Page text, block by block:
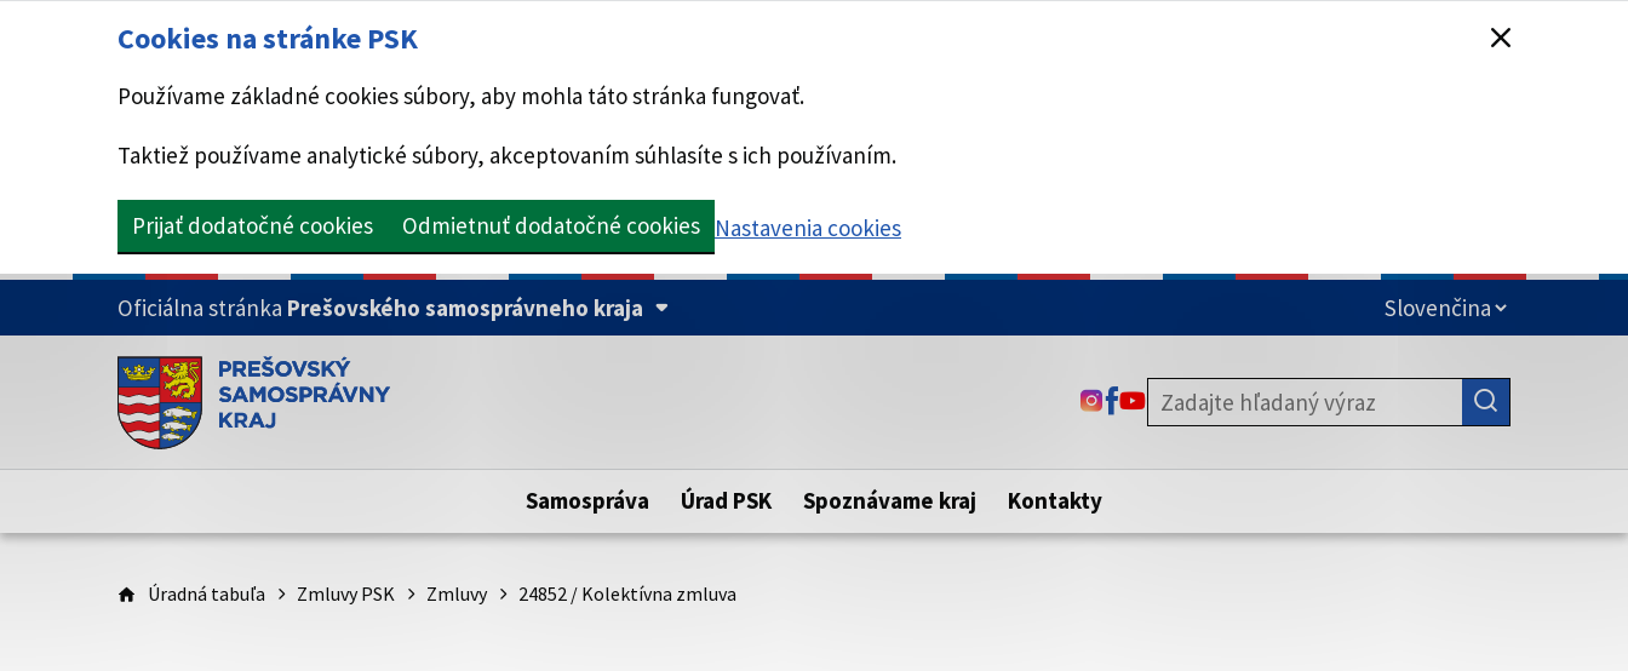
Cookies na stránke PSK
Používame základné cookies súbory, aby mohla táto stránka fungovať.
Taktiež používame analytické súbory, akceptovaním súhlasíte s ich používaním.
Prijať dodatočné cookies Odmietnuť dodatočné cookies Nastavenia cookies
PRESKOČIŤ NA HLAVNÝ OBSAH
Oficiálna stránka Prešovského samosprávneho kraja
Doména psk.sk je oficiálna
Toto je oficiálna webová stránka Prešovského samosprávneho kraja.
Táto stránka je zabezpečená
zabezpečenú webovú stránku. Zabezpečená stránka vždy začína
https:// pred názvom domény webového sídla.
ODKAZ SA OTVORÍ NA NOVEJ KARTE
ODKAZ SA OTVORÍ NA NOVEJ KARTE
ODKAZ SA OTVORÍ NA NOVEJ KARTE
Samospráva Úrad PSK Spoznávame kraj Kontakty
Úradná tabuľa Zmluvy PSK Zmluvy 24852 / Kolektívna zmluva